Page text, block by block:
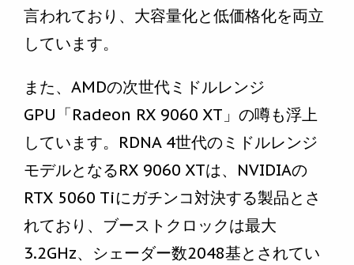
言われており、大容量化と低価格化を両立
しています。
また、AMDの次世代ミドルレンジ
GPU「Radeon RX 9060 XT」の噂も浮上
しています。RDNA 4世代のミドルレンジ
モデルとなるRX 9060 XTは、NVIDIAの
RTX 5060 Tiにガチンコ対決する製品とさ
れており、ブーストクロックは最大
3.2GHz、シェーダー数2048基とされてい